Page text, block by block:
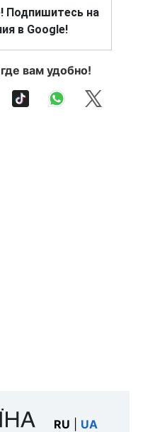
Подпишитесь на
в Google!
вам удобно!
RU UA